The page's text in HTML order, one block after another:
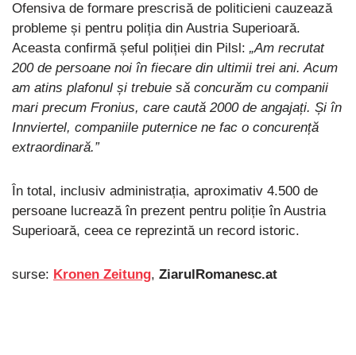
Ofensiva de formare prescrisă de politicieni cauzează
probleme și pentru poliția din Austria Superioară.
Aceasta confirmă șeful poliției din Pilsl: „Am recrutat
200 de persoane noi în fiecare din ultimii trei ani. Acum
am atins plafonul și trebuie să concurăm cu companii
mari precum Fronius, care caută 2000 de angajați. Și în
Innviertel, companiile puternice ne fac o concurență
extraordinară.”
În total, inclusiv administrația, aproximativ 4.500 de
persoane lucrează în prezent pentru poliție în Austria
Superioară, ceea ce reprezintă un record istoric.
surse: Kronen Zeitung, ZiarulRomanesc.at